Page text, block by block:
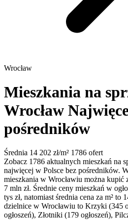
Wrocław
Mieszkania na
Wrocław
pośredników
Średnia 14 202 zł/m² 1786 ofert
Zobacz 1786 aktualnych mieszkań na
najwięcej w Polsce bez pośredników.
mieszkania w Wrocławiu można kupić
7 mln zł. Średnie ceny mieszkań w
tys zł, natomiast średnia cena za m² to
dzielnice w Wrocławiu to Krzyki (345
ogłoszeń), Złotniki (179 ogłoszeń),